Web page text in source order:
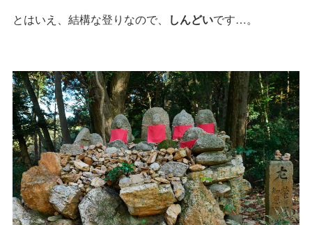
とはいえ、結構な登りなので、
しんどいです…。